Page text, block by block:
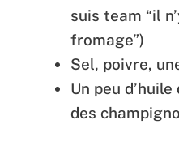
suis team “il
fromage”)
Sel, poivre,
Un peu
des